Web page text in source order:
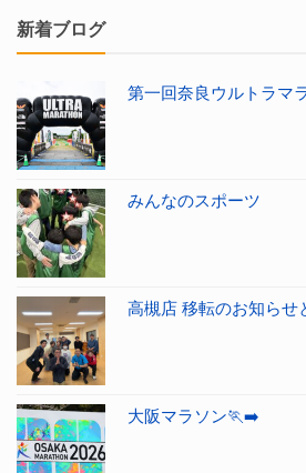
新着ブログ
第一回奈良ウルトラマ
みんなのスポーツ
高槻店 移転のお知らせ
大阪マラソン🏃‍➡️